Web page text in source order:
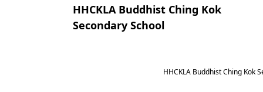
HHCKLA Buddhist Ching Kok
Secondary School
HHCKLA Buddhist Ching Kok